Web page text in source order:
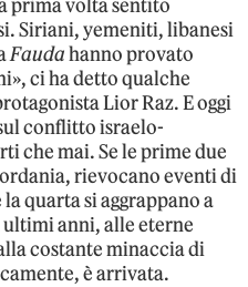
prima volta sentito
Siriani, yemeniti, libanesi
Faudahanno provato
ci ha detto qualche
Lior Raz. E oggi
conflitto israelo-
che mai. Se le prime due
rievocano eventi di
la quarta si aggrappano a
anni, alle eterne
costante minaccia di
è arrivata.